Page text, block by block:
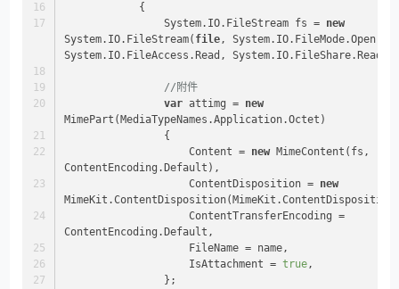
            {
                System.IO.FileStream fs =
new
System.IO.FileStream( file, System.IO.FileMode.Open,
System.IO.FileAccess.Read,
//附件
var attimg = new
MimePart(MediaTypeNames.Application.Octet)
                {
                    Content =
new MimeContent(fs,
ContentEncoding.Default),
                    ContentDisposition =
new
ContentEncoding.Default,
                    FileName = name,
                    IsAttachment =
true,
                };